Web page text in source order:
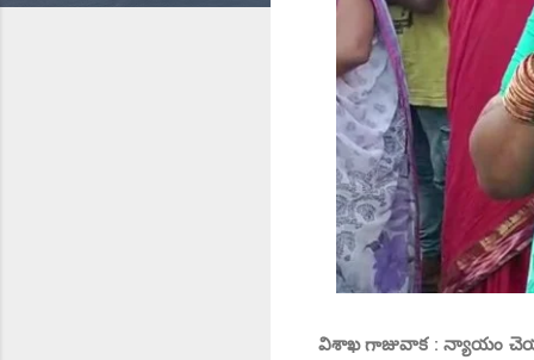
విశాఖ గాజువాక : న్యాయం